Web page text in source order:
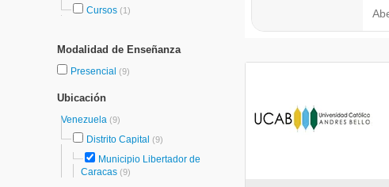
Cursos (1)
Modalidad de Enseñanza
Presencial (9)
Ubicación
Venezuela (9)
Distrito Capital (9)
Municipio Libertador de
Caracas (9)